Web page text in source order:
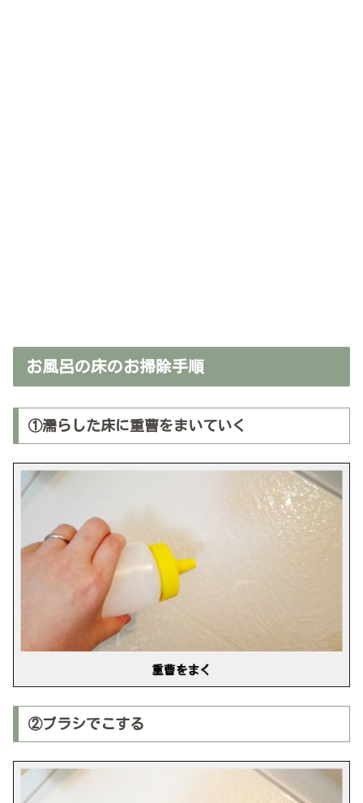
お風呂の床のお掃除手順
①濡らした床に重曹をまいていく
②ブラシでこする